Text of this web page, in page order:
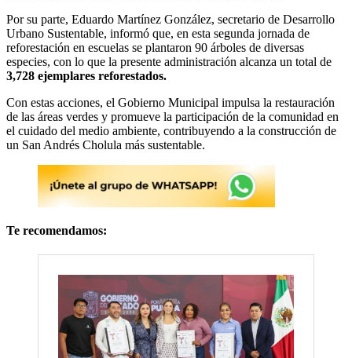
Por su parte, Eduardo Martínez González, secretario de Desarrollo
Urbano Sustentable, informó que, en esta segunda jornada de
reforestación en escuelas se plantaron 90 árboles de diversas
especies, con lo que la presente administración alcanza un total de
3,728 ejemplares reforestados.
Con estas acciones, el Gobierno Municipal impulsa la restauración
de las áreas verdes y promueve la participación de la comunidad en
el cuidado del medio ambiente, contribuyendo a la construcción de
un San Andrés Cholula más sustentable.
Te recomendamos: